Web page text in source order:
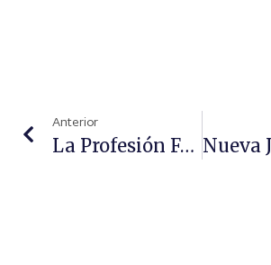
Anterior
La Profesión Farmacéutica Ofrece CISMED A Sanidad